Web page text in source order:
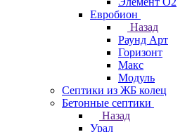
Евробион
Назад
Раунд Арт
Горизонт
Макс
Модуль
Септики из ЖБ колец
Бетонные септики
Назад
Урал